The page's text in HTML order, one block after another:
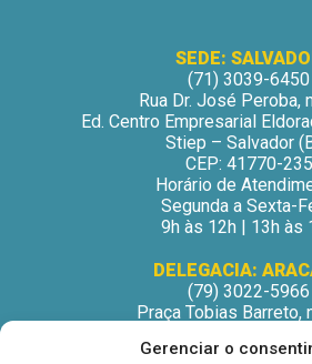
Gerenciar o
SEDE:
(71) 3039-6450
Rua Dr. José Peroba,
Ed. Centro Empresarial
Stiep – Salvador
CEP: 41770-235
Horário de
Segunda a Sexta-
9h às 12h | 13h às
DELEGACIA:
(79) 3022-5966
Praça Tobias Barreto,
São José –